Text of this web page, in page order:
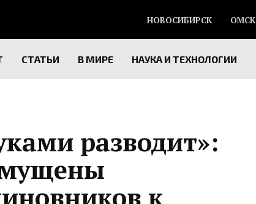
НОВОСИБИРСК ОМСК
СТАТЬИ В МИРЕ НАУКА И ТЕХНОЛОГИИ
разводит»:
к